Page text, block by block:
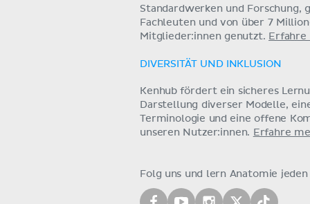
Standardwerken und Forschung,
Fachleuten und von über 7
Mitglieder:innen genutzt. Erfahre
DIVERSITÄT UND INKLUSION
Kenhub fördert ein sicheres
Darstellung diverser Modelle,
Terminologie und eine offene
unseren Nutzer:innen. Erfahre
Folg uns und lern Anatomie jeden